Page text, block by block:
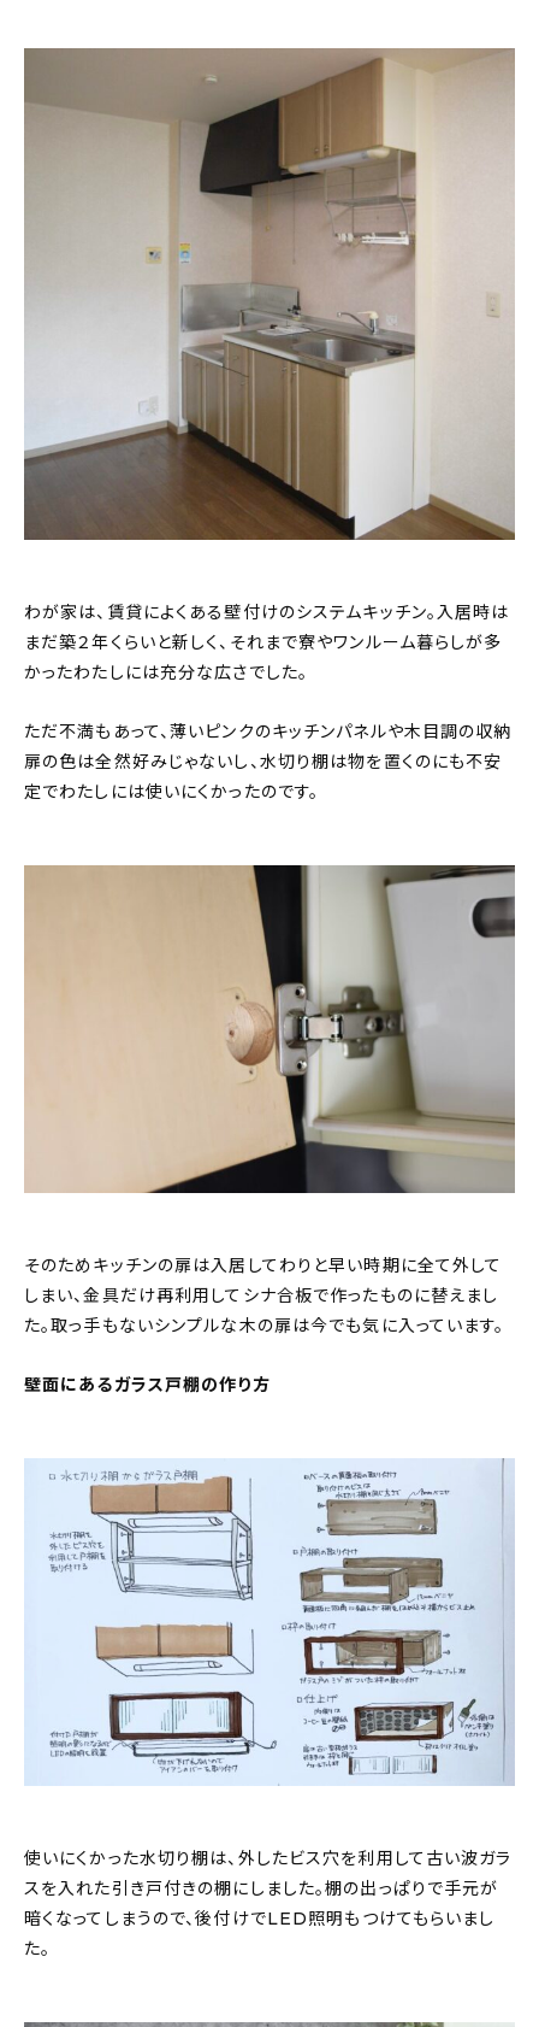
わが家は、賃貸によくある壁付けのシステムキッチン。入居時は
まだ築２年くらいと新しく、それまで寮やワンルーム暮らしが多
かったわたしには充分な広さでした。
ただ不満もあって、薄いピンクのキッチンパネルや木目調の収納
扉の色は全然好みじゃないし、水切り棚は物を置くのにも不安
定でわたしには使いにくかったのです。
そのためキッチンの扉は入居してわりと早い時期に全て外して
しまい、金具だけ再利用してシナ合板で作ったものに替えまし
た。取っ手もないシンプルな木の扉は今でも気に入っています。
壁面にあるガラス戸棚の作り方
使いにくかった水切り棚は、外したビス穴を利用して古い波ガラ
スを入れた引き戸付きの棚にしました。棚の出っぱりで手元が
暗くなってしまうので、後付けでLED照明もつけてもらいまし
た。